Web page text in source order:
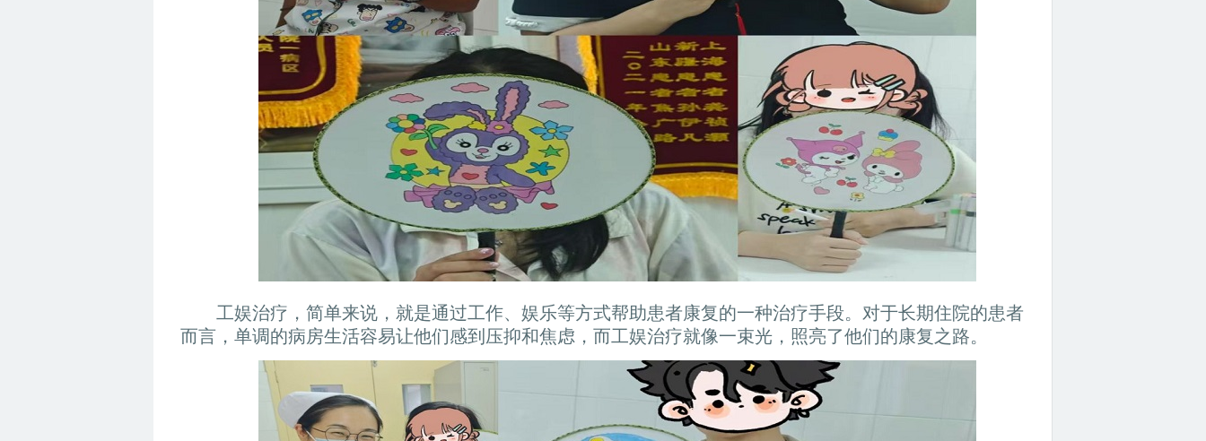
工娱治疗，简单来说，就是通过工作、娱乐等方式帮助患者康复的一种治疗手段。对于长期住院的患者
而言，单调的病房生活容易让他们感到压抑和焦虑，而工娱治疗就像一束光，照亮了他们的康复之路。